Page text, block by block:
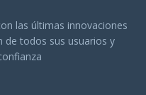
las últimas innovaciones
de todos sus usuarios y